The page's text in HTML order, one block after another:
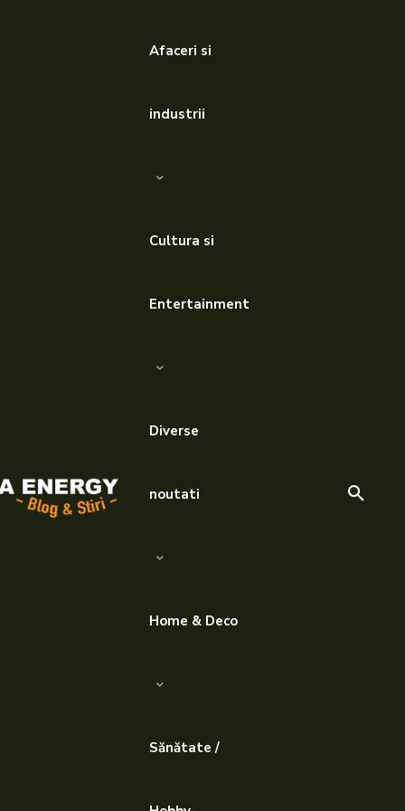
Afaceri si
industrii
Cultura si
Entertainment
Diverse
noutati
Home & Deco
Sănătate /